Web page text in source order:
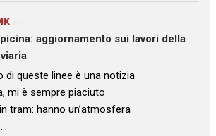
su
aggiornamento sui lavori della
di queste linee è una notizia
mi è sempre piaciuto
tram: hanno un’atmosfera